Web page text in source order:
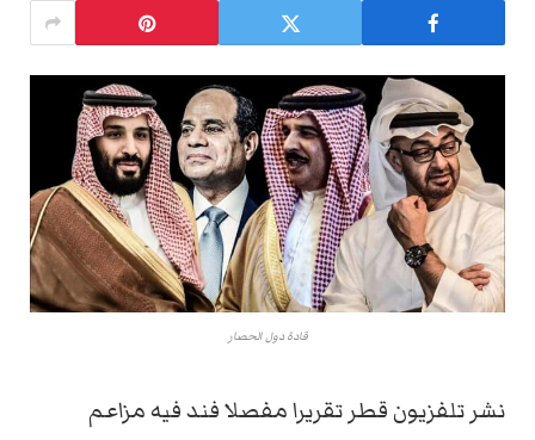
قادة دول الحصار
نشر تلفزيون قطر تقريرا مفصلا فند فيه مزاعم